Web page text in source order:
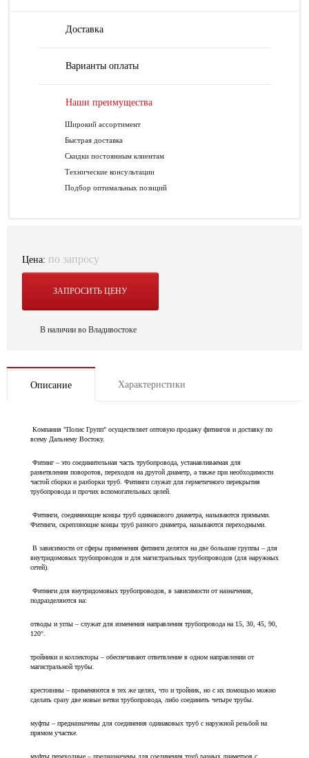
Доставка
Варианты оплаты
Наши преимущества
Широкий ассортимент
Быстрая доставка
Скидки постоянным клиентам
Технические консультации
Подбор оптимальных позиций
Цена: по запросу
ЗАПРОСИТЬ ЦЕНУ
В наличии во Владивостоке
Описание Характеристики
Компания "Полис Групп" осуществляет оптовую продажу фитингов и доставку по
всему Дальнему Востоку.
Фитинг – это соединительная часть трубопровода, устанавливаемая для
разветвления поворотов, переходов на другой диаметр, а также при необходимости
частой сборки и разборки труб. Фитинги служат для герметичного перекрытия
трубопровода и прочих вспомогательных целей.
Фитинги, соединяющие концы труб одинакового диаметра, называются прямыми.
Фитинги, скрепляющие концы труб разного диаметра, называются переходными.
В зависимости от сферы применения фитинги делятся на две большие группы – для
внутридомовых трубопроводов и для магистральных трубопроводов (для наружных
сетей).
Фитинги для внутридомовых трубопроводов, в зависимости от назначения,
подразделяются на:
отводы и углы – служат для изменения направления трубопровода на 15, 30, 45, 90,
120°.
тройники и коллекторы – обеспечивают ответвление в одном направлении от
магистральной трубы.
крестовины – применяются в тех же целях, что и тройник, но с их помощью можно
сделать сразу две новые ветви трубопровода, либо соединить четыре трубы.
муфты – предназначены для соединения одинаковых труб с наружной резьбой на
прямом участке.
муфты переходные – предназначены для соединения труб разных диаметров с